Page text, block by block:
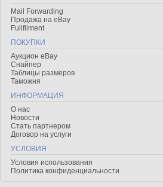
Mail Forwarding
Продажа на eBay
Fullfilment
ПОКУПКИ
Аукцион eBay
Снайпер
Таблицы размеров
Таможня
ИНФОРМАЦИЯ
О нас
Новости
Стать партнером
Договор на услуги
УСЛОВИЯ
Условия использования
Политика конфиденциальности